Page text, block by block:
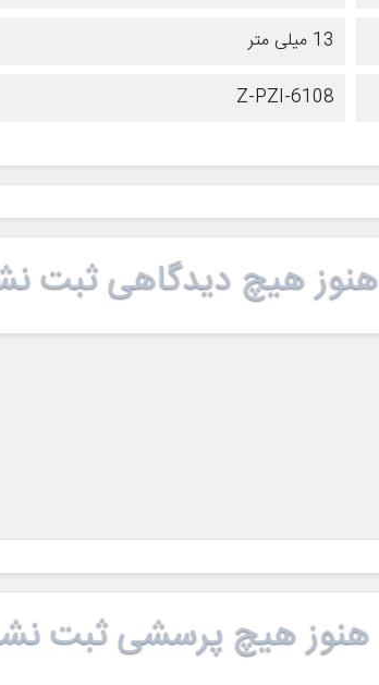
13 میلی متر
Z-PZI-6108
هنوز هیچ دیدگاهی ثبت
هنوز هیچ پرسشی ثبت